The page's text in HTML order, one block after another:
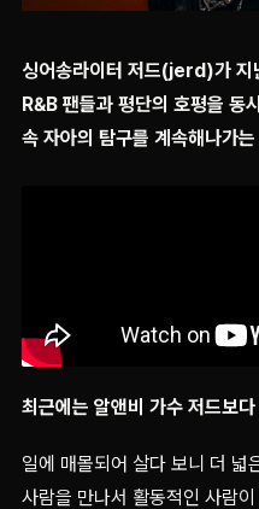
싱어송라이터 저드(jerd)가
R&B 팬들과 평단의 호평을 동
속 자아의 탐구를 계속해나가
최근에는 알앤비 가수 저드보
일에 매몰되어 살다 보니 더 넓
사람을 만나서 활동적인 사람